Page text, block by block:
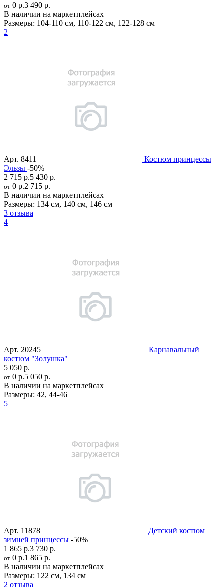
от 0 р.3 490 р.
В наличии на маркетплейсах
Размеры: 104-110 см, 110-122 см, 122-128 см
2
Арт. 8411
Костюм принцессы
Эльзы -50%
2 715 р.5 430 р.
от 0 р.2 715 р.
В наличии на маркетплейсах
Размеры: 134 см, 140 см, 146 см
3 отзыва
4
Арт. 20245
Карнавальный
костюм "Золушка"
5 050 р.
от 0 р.5 050 р.
В наличии на маркетплейсах
Размеры: 42, 44-46
5
Арт. 11878
Детский костюм
зимней принцессы -50%
1 865 р.3 730 р.
от 0 р.1 865 р.
В наличии на маркетплейсах
Размеры: 122 см, 134 см
2 отзыва